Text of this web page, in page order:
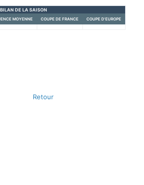
BILAN DE LA SAISON
MOYENNE COUPE DE FRANCE COUPE D'EUROPE
Retour